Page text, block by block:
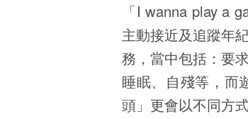
「I wanna play a
主動接近及追蹤年
務，當中包括：要
睡眠、自殘等，而
頭」更會以不同方